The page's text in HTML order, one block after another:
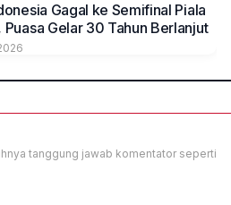
Gagal ke Semifinal Piala
Puasa Gelar 30 Tahun Berlanjut
tanggung jawab komentator seperti